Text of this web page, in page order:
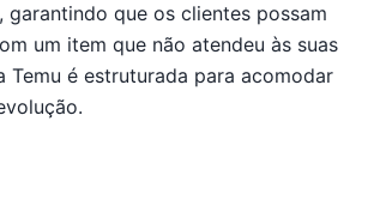
que os clientes possam
um item que não atendeu às suas
é estruturada para acomodar